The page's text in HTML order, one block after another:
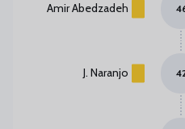
Amir Abedzadeh
J. Naranjo